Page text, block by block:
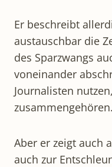
Er beschreibt
austauschbar die
des Sparzwangs
voneinander
Journalisten
zusammengehören.
Aber er zeigt auch
auch zur